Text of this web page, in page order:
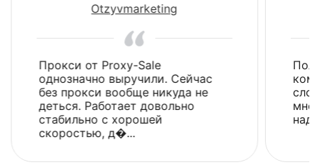
Otzyvmarketing
Прокси от Proxy-Sale
однозначно выручили. Сейчас
без прокси вообще никуда не
деться. Работает довольно
стабильно с хорошей
скоростью, д�...